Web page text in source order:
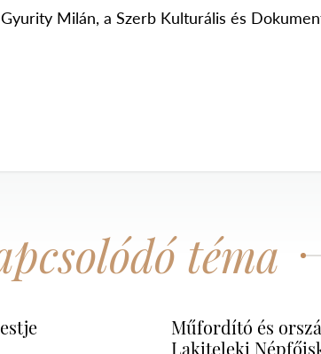
Milán, a Szerb Kulturális és
téma
Műfordító és
Lakiteleki